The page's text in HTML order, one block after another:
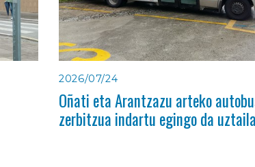
2026/07/24
Oñati eta Arantzazu arteko
zerbitzua indartu egingo da